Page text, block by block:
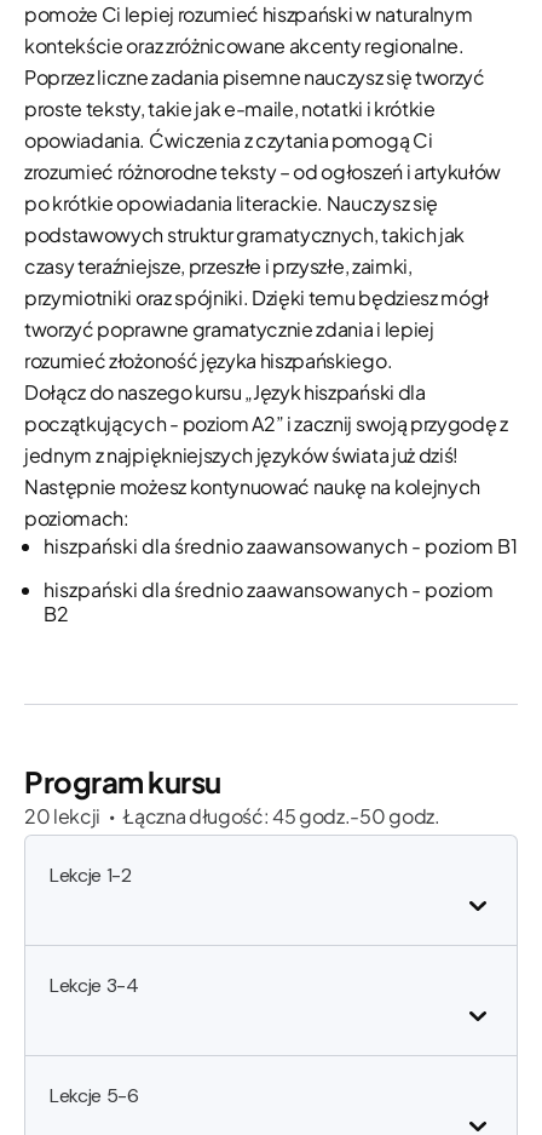
pomoże Ci lepiej rozumieć hiszpański w naturalnym
kontekście oraz zróżnicowane akcenty regionalne.
Poprzez liczne zadania pisemne nauczysz się tworzyć
proste teksty, takie jak e-maile, notatki i krótkie
opowiadania. Ćwiczenia z czytania pomogą Ci
zrozumieć różnorodne teksty – od ogłoszeń i artykułów
po krótkie opowiadania literackie. Nauczysz się
podstawowych struktur gramatycznych, takich jak
czasy teraźniejsze, przeszłe i przyszłe, zaimki,
przymiotniki oraz spójniki. Dzięki temu będziesz mógł
tworzyć poprawne gramatycznie zdania i lepiej
rozumieć złożoność języka hiszpańskiego.
Dołącz do naszego kursu „Język hiszpański dla
początkujących - poziom A2” i zacznij swoją przygodę z
jednym z najpiękniejszych języków świata już dziś!
Następnie możesz kontynuować naukę na kolejnych
poziomach:
hiszpański dla średnio zaawansowanych - poziom B1
hiszpański dla średnio zaawansowanych - poziom
B2
Program kursu
20 lekcji • Łączna długość: 45 godz.-50 godz.
Lekcje 1-2
Lekcje 3-4
Lekcje 5-6